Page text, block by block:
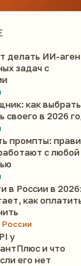
делать ИИ-
задач с
как
своего в 2026
промпты:
с любой
в России в 2026:
как
у
и что
его нет